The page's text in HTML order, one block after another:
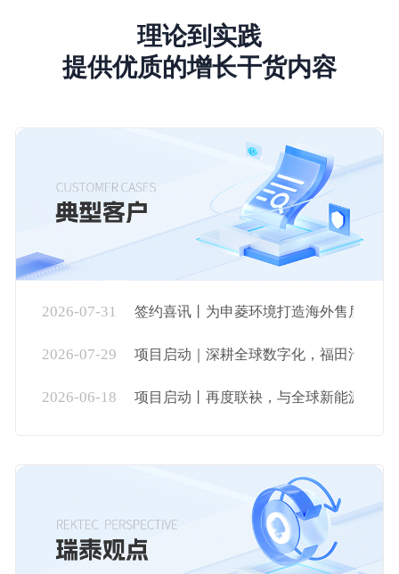
理论到实践
提供优质的增长干货内容
2026-07-31 签约喜讯丨为申菱环境打造海外售后服务
2026-07-29 项目启动｜深耕全球数字化，福田汽车海
2026-06-18 项目启动丨再度联袂，与全球新能源装备